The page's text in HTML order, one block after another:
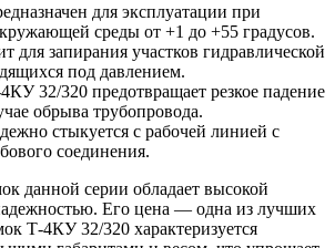
для эксплуатации при
среды от +1 до +55 градусов.
для запирания участков гидравлической
под давлением.
32/320 предотвращает резкое падение
обрыва трубопровода.
стыкуется с рабочей линией с
соединения.
данной серии обладает высокой
Его цена — одна из лучших
Т-4КУ 32/320 характеризуется